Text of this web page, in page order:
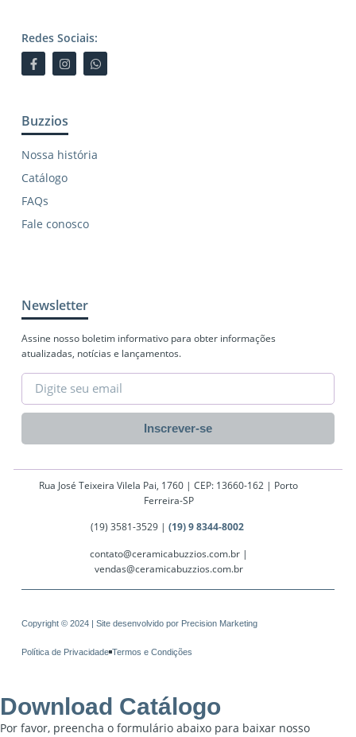
Redes Sociais:
Buzzios
Nossa história
Catálogo
FAQs
Fale conosco
Newsletter
Assine nosso boletim informativo para obter informações
atualizadas, notícias e lançamentos.
Inscrever-se
Rua José Teixeira Vilela Pai, 1760 | CEP: 13660-162 | Porto
Ferreira-SP
(19) 3581-3529 | (19) 9 8344-8002
contato@ceramicabuzzios.com.br |
vendas@ceramicabuzzios.com.br
Copyright © 2024 | Site desenvolvido por Precision Marketing
Política de Privacidade Termos e Condições
Download Catálogo
Por favor, preencha o formulário abaixo para baixar nosso